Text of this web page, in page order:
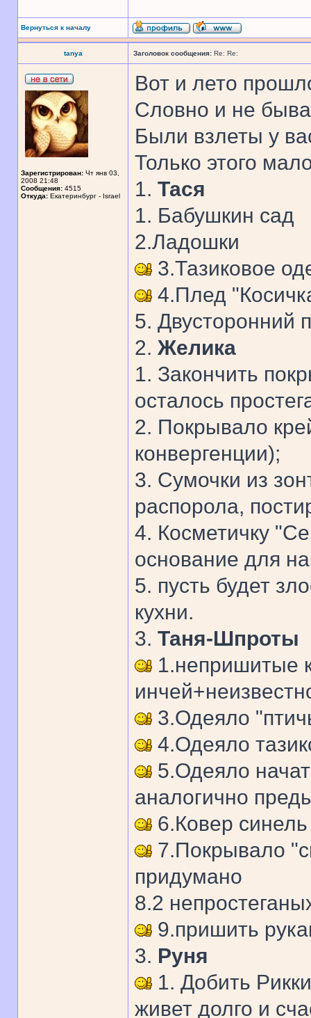
Вернуться к началу
tanya Заголовок сообщения: Re: Re:
Зарегистрирован: Чт янв 03,
2008 21:48
Сообщения: 4515
Откуда: Екатеринбург - Israel
Вот и лето
Словно и не
Были взлеты у
Только этого
1. Тася
1. Бабушкин сад
2.Ладошки
3.Тазиковое
4.Плед
5. Двусторонний
2. Желика
1. Закончить
осталось
2. Покрывало
конвергенции);
3. Сумочки из
распорола,
4. Косметичку
основание для
5. пусть будет
кухни.
3. Таня-Шпроты
1.непришитые
3.Одеяло
4.Одеяло
5.Одеяло
аналогично
6.Ковер
7.Покрывало
придумано
8.2
9.пришить
3. Руня
1. Добить
живет долго и